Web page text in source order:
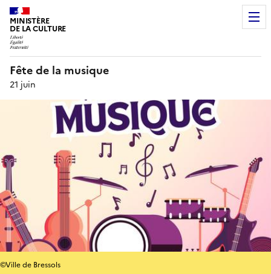
MINISTÈRE
DE LA CULTURE
Fête de la musique
21 juin
©Ville de Bressols